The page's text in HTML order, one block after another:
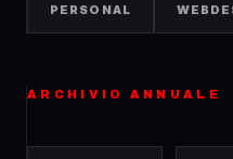
PERSONAL
ARCHIVIO ANNUALE